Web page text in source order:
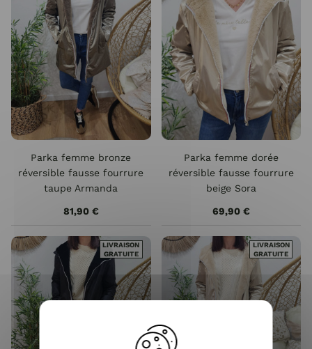
Parka femme bronze
réversible fausse fourrure
taupe Armanda
81,90 €
Parka femme dorée
réversible fausse fourrure
beige Sora
69,90 €
LIVRAISON
GRATUITE
LIVRAISON
GRATUITE